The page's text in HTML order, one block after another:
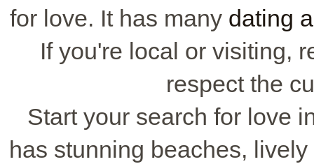
for love. It has many dating
If you're local or visiting,
respect the
Start your search for love
has stunning beaches,